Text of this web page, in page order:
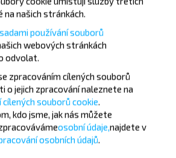
otázky
na let Grodno-
r-?
našich stránkách.
používání souborů
webových stránkách
odvolat.
zpracováním cílených souborů
o jejich zpracování naleznete na
cílených souborů cookie.
kdo jsme, jak nás můžete
osobní údaje,najdete v
osobních údajů.